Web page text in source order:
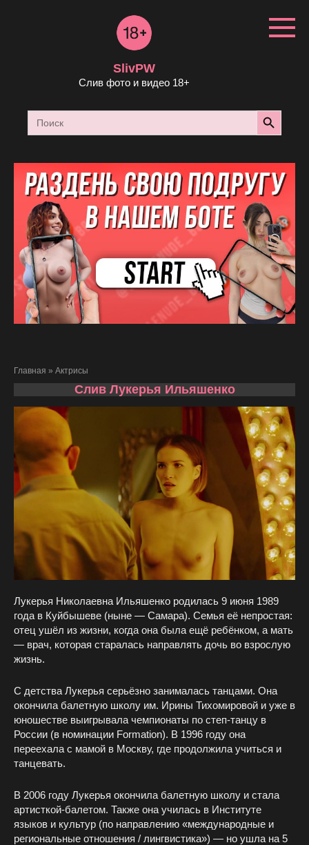
SlivPW
Слив фото и видео 18+
Search
for:
Search Button
Главная » Актрисы
Слив Лукерья Ильяшенко
Лукерья Николаевна Ильяшенко родилась 9 июня 1989
года в Куйбышеве (ныне — Самара). Семья её непростая:
отец ушёл из жизни, когда она была ещё ребёнком, а мать
— врач, которая старалась направлять дочь во взрослую
жизнь.
С детства Лукерья серьёзно занималась танцами. Она
окончила балетную школу им. Ирины Тихомировой и уже в
юношестве выигрывала чемпионаты по степ‑танцу в
России (в номинации Formation). В 1996 году она
переехала с мамой в Москву, где продолжила учиться и
танцевать.
В 2006 году Лукерья окончила балетную школу и стала
артисткой‑балетом. Также она училась в Институте
языков и культур (по направлению «международные и
региональные отношения / лингвистика») — но ушла на 5